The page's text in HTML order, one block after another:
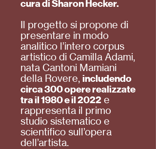
cura di Sharon Hecker.
Il progetto si propone di
presentare in modo
analitico l’intero corpus
artistico di Camilla Adami,
nata Cantoni Mamiani
della Rovere, includendo
circa 300 opere realizzate
tra il 1980 e il 2022 e
rappresenta il primo
studio sistematico e
scientifico sull’opera
dell’artista.